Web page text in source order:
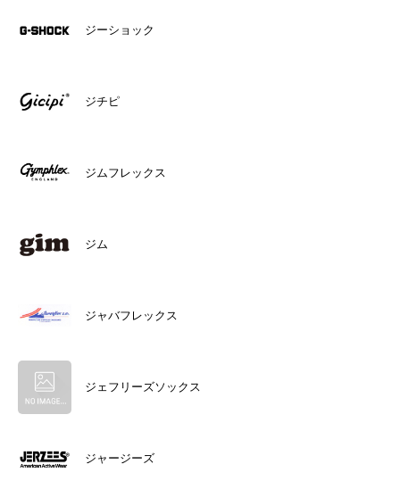
ジーショック
ジチピ
ジムフレックス
ジム
ジャバフレックス
ジェフリーズソックス
ジャージーズ